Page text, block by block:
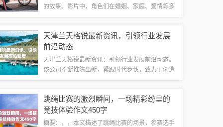
的故事。影片中，角色们在婚姻、家庭、爱情等多
感世界的多面性。观众可以深刻感受到角色们...
天津兰天格锐最新资讯，引领行业发展
前沿动态
天津兰天格锐最新资讯：引领行业发展前沿动态。
该公司不断推陈出新，紧跟时代步伐，致力于创造
趋势。公司概述天津兰天格锐是一家高科技产品...
跳绳比赛的激烈瞬间，一场精彩纷呈的
竞技体验作文450字
摘要：，，本文描述了跳绳比赛的场景，参赛选手